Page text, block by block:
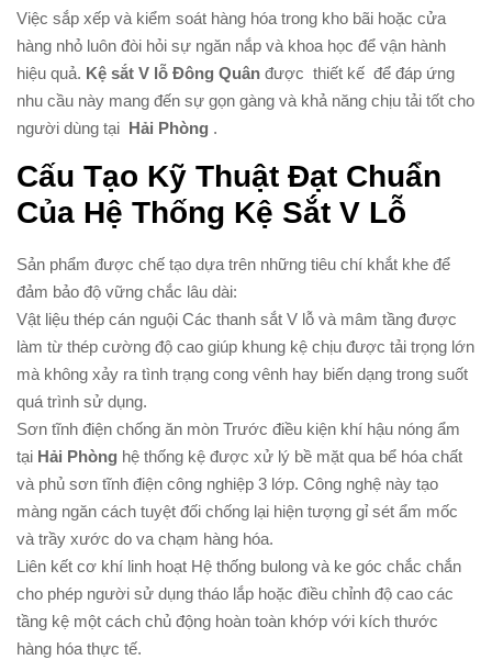
Việc sắp xếp và kiểm soát hàng hóa trong kho bãi hoặc cửa
hàng nhỏ luôn đòi hỏi sự ngăn nắp và khoa học để vận hành
hiệu quả. Kệ sắt V lỗ Đông Quân được thiết kế để đáp ứng
nhu cầu này mang đến sự gọn gàng và khả năng chịu tải tốt cho
người dùng tại Hải Phòng .
Cấu Tạo Kỹ Thuật Đạt Chuẩn
Của Hệ Thống Kệ Sắt V Lỗ
Sản phẩm được chế tạo dựa trên những tiêu chí khắt khe để
đảm bảo độ vững chắc lâu dài:
Vật liệu thép cán nguội Các thanh sắt V lỗ và mâm tầng được
làm từ thép cường độ cao giúp khung kệ chịu được tải trọng lớn
mà không xảy ra tình trạng cong vênh hay biến dạng trong suốt
quá trình sử dụng.
Sơn tĩnh điện chống ăn mòn Trước điều kiện khí hậu nóng ẩm
tại Hải Phòng hệ thống kệ được xử lý bề mặt qua bể hóa chất
và phủ sơn tĩnh điện công nghiệp 3 lớp. Công nghệ này tạo
màng ngăn cách tuyệt đối chống lại hiện tượng gỉ sét ẩm mốc
và trầy xước do va chạm hàng hóa.
Liên kết cơ khí linh hoạt Hệ thống bulong và ke góc chắc chắn
cho phép người sử dụng tháo lắp hoặc điều chỉnh độ cao các
tầng kệ một cách chủ động hoàn toàn khớp với kích thước
hàng hóa thực tế.